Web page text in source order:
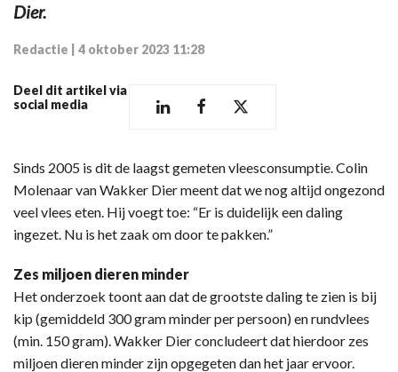
Dier.
Redactie 4 oktober 2023 11:28
Deel dit artikel via
social media
Sinds 2005 is dit de laagst gemeten vleesconsumptie. Colin
Molenaar van Wakker Dier meent dat we nog altijd ongezond
veel vlees eten. Hij voegt toe: “Er is duidelijk een daling
ingezet. Nu is het zaak om door te pakken.”
Zes miljoen dieren minder
Het onderzoek toont aan dat de grootste daling te zien is bij
kip (gemiddeld 300 gram minder per persoon) en rundvlees
(min. 150 gram). Wakker Dier concludeert dat hierdoor zes
miljoen dieren minder zijn opgegeten dan het jaar ervoor.